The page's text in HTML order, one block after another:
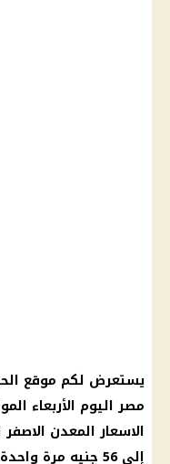
يستعرض لكم موقع
الاسعار المعدن
إلى 56 جنيه مرة